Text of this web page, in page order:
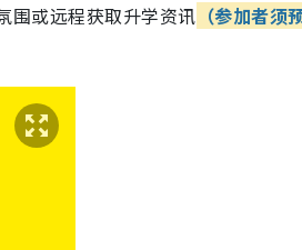
或远程获取升学资讯 （参加者须